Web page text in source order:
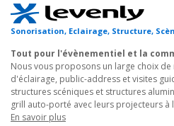
artistiques des fêtes de fin d'année
5.Centres commerciaux: idéale
escalators, les ascenceurs, les
restaurants nécessitant une
gêner les auditeurs.
Caractéristiques techniques :
Sonorisation, Eclairage, Structure,
Tout pour l'évènementiel et la
Nous vous proposons un large choix
d'éclairage, public-address et visites
structures scéniques et structures
grill auto-porté avec leurs projecteurs à
En savoir plus